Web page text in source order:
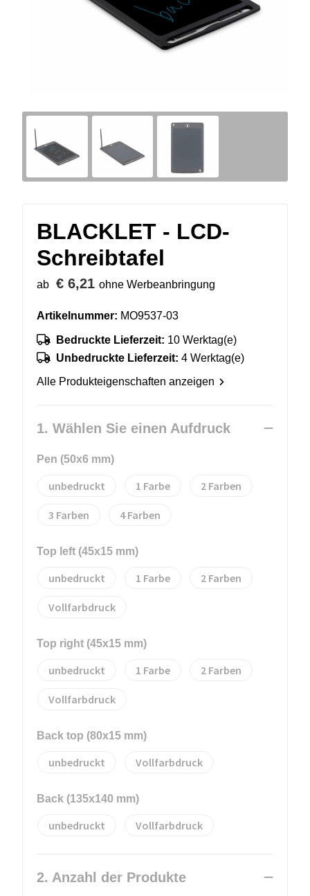
BLACKLET - LCD-
Schreibtafel
ab € 6,21 ohne Werbeanbringung
Artikelnummer: MO9537-03
Bedruckte Lieferzeit: 10 Werktag(e)
Unbedruckte Lieferzeit: 4 Werktag(e)
Alle Produkteigenschaften anzeigen
1. Wählen Sie einen Aufdruck
Pen (50x6 mm)
unbedruckt 1 2
3 4
Top left (45x15 mm)
unbedruckt 1 2
Vollfarbdruck
Top right (45x15 mm)
unbedruckt 1 2
Vollfarbdruck
Back top (80x15 mm)
unbedruckt Vollfarbdruck
Back (135x140 mm)
unbedruckt Vollfarbdruck
2. Anzahl der Produkte